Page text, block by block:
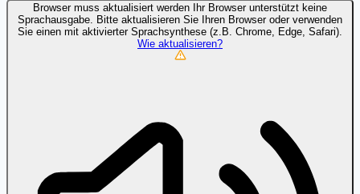
Browser muss aktualisiert werden Ihr Browser unterstützt keine
Sprachausgabe. Bitte aktualisieren Sie Ihren Browser oder verwenden
Sie einen mit aktivierter Sprachsynthese (z.B. Chrome, Edge, Safari).
Wie aktualisieren?